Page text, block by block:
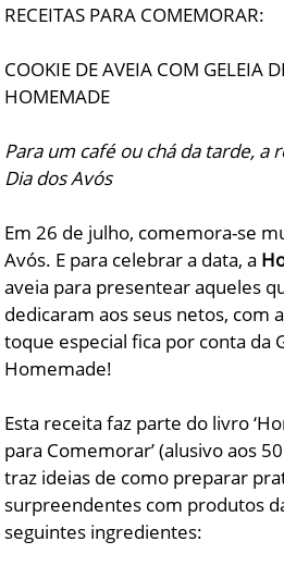
RECEITAS PARA COMEMORAR:
COOKIE DE AVEIA COM GELEIA
HOMEMADE
Para um café ou chá da tarde, a
Dia dos Avós
Em 26 de julho, comemora-se
Avós. E para celebrar a data, a
aveia para presentear aqueles
dedicaram aos seus netos, com
toque especial fica por conta da
Homemade!
Esta receita faz parte do livro
para Comemorar’ (alusivo aos
traz ideias de como preparar
surpreendentes com produtos
seguintes ingredientes: